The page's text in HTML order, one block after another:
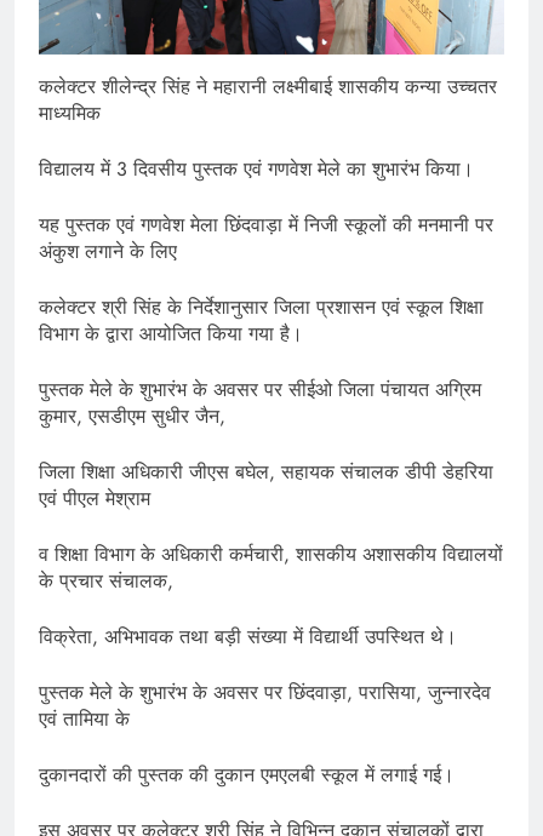
कलेक्टर शीलेन्द्र सिंह ने महारानी लक्ष्मीबाई शासकीय कन्या उच्चतर
माध्यमिक
विद्यालय में 3 दिवसीय पुस्तक एवं गणवेश मेले का शुभारंभ किया।
यह पुस्तक एवं गणवेश मेला छिंदवाड़ा में निजी स्कूलों की मनमानी पर
अंकुश लगाने के लिए
कलेक्टर श्री सिंह के निर्देशानुसार जिला प्रशासन एवं स्कूल शिक्षा
विभाग के द्वारा आयोजित किया गया है।
पुस्तक मेले के शुभारंभ के अवसर पर सीईओ जिला पंचायत अग्रिम
कुमार, एसडीएम सुधीर जैन,
जिला शिक्षा अधिकारी जीएस बघेल, सहायक संचालक डीपी डेहरिया
एवं पीएल मेश्राम
व शिक्षा विभाग के अधिकारी कर्मचारी, शासकीय अशासकीय विद्यालयों
के प्रचार संचालक,
विक्रेता, अभिभावक तथा बड़ी संख्या में विद्यार्थी उपस्थित थे।
पुस्तक मेले के शुभारंभ के अवसर पर छिंदवाड़ा, परासिया, जुन्नारदेव
एवं तामिया के
दुकानदारों की पुस्तक की दुकान एमएलबी स्कूल में लगाई गई।